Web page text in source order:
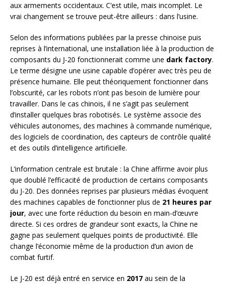
aux armements occidentaux. C’est utile, mais incomplet. Le
vrai changement se trouve peut-être ailleurs : dans l’usine.
Selon des informations publiées par la presse chinoise puis
reprises à l’international, une installation liée à la production de
composants du J-20 fonctionnerait comme une dark factory.
Le terme désigne une usine capable d’opérer avec très peu de
présence humaine. Elle peut théoriquement fonctionner dans
l’obscurité, car les robots n’ont pas besoin de lumière pour
travailler. Dans le cas chinois, il ne s’agit pas seulement
d’installer quelques bras robotisés. Le système associe des
véhicules autonomes, des machines à commande numérique,
des logiciels de coordination, des capteurs de contrôle qualité
et des outils d’intelligence artificielle.
L’information centrale est brutale : la Chine affirme avoir plus
que doublé l’efficacité de production de certains composants
du J-20. Des données reprises par plusieurs médias évoquent
des machines capables de fonctionner plus de 21 heures par
jour, avec une forte réduction du besoin en main-d’œuvre
directe. Si ces ordres de grandeur sont exacts, la Chine ne
gagne pas seulement quelques points de productivité. Elle
change l’économie même de la production d’un avion de
combat furtif.
Le J-20 est déjà entré en service en 2017 au sein de la